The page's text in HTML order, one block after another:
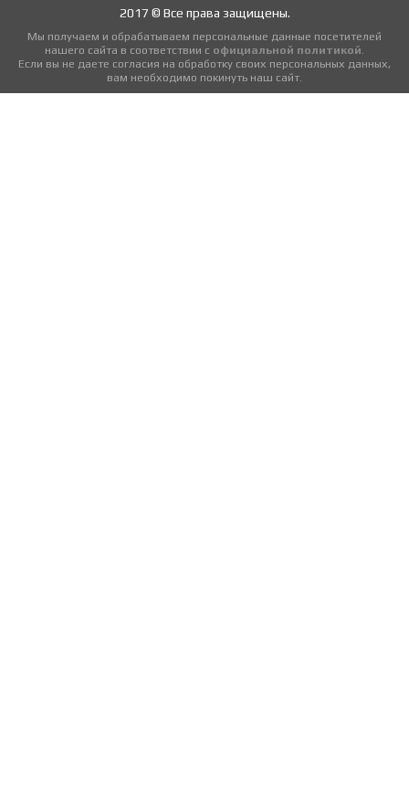
2017 © Все права защищены.
Мы получаем и обрабатываем персональные данные посетителей
нашего сайта в соответствии с официальной политикой.
Если вы не даете согласия на обработку своих персональных данных,
вам необходимо покинуть наш сайт.